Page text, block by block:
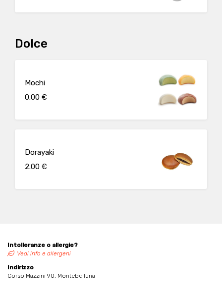
Dolce
Mochi
0.00 €
Dorayaki
2.00 €
Intolleranze o allergie?
Vedi info e allergeni
Indirizzo
Corso Mazzini 90, Montebelluna